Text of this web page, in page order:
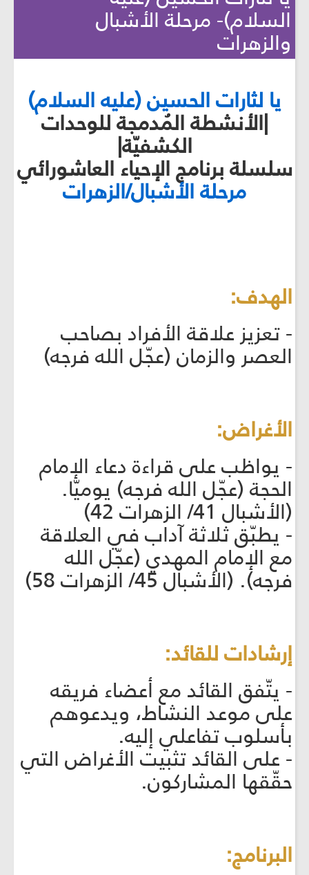
السلام)- مرحلة الأشبال
والزهرات
يا لثارات الحسين (عليه السلام)
|الأنشطة المُدمجة للوحدات
الكشفيّة|
سلسلة برنامج الإحياء العاشورائي
مرحلة الأشبال/الزهرات
الهدف:
- تعزيز علاقة الأفراد بصاحب
العصر والزمان (عجّل الله فرجه)
الأغراض:
- يواظب على قراءة دعاء الإمام
الحجة (عجّل الله فرجه) يوميّا.
(الأشبال 41/ الزهرات 42)
- يطبّق ثلاثة آداب في العلاقة
مع الإمام المهدي (عجّل الله
فرجه). (الأشبال 45/ الزهرات 58)
إرشادات للقائد:
- يتّفق القائد مع أعضاء فريقه
على موعد النشاط، ويدعوهم
بأسلوب تفاعلي إليه.
- على القائد تثبيت الأغراض التي
حقّقها المشاركون.
البرنامج: